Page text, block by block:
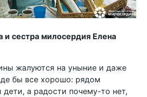
и сестра милосердия Елена
жалуются на уныние и даже
бы все хорошо: рядом
а радости почему-то нет,